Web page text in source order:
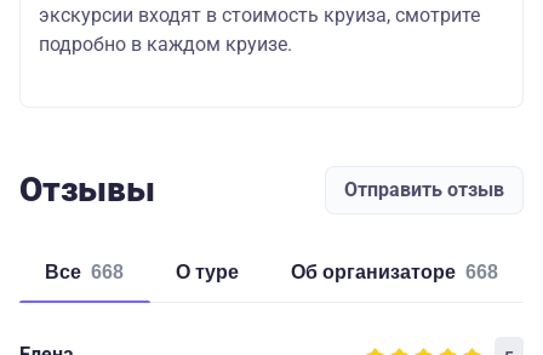
экскурсии входят в стоимость круиза, смотрите
подробно в каждом круизе.
Отзывы Отправить отзыв
Все 668 о туре об организаторе 668